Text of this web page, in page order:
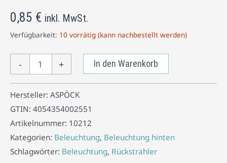
0,85 € inkl. MwSt.
Verfügbarkeit: 10 vorrätig (kann nachbestellt werden)
- + In den Warenkorb
Hersteller: ASPÖCK
GTIN: 4054354002551
Artikelnummer: 10212
Kategorien: Beleuchtung, Beleuchtung hinten
Schlagwörter: Beleuchtung, Rückstrahler